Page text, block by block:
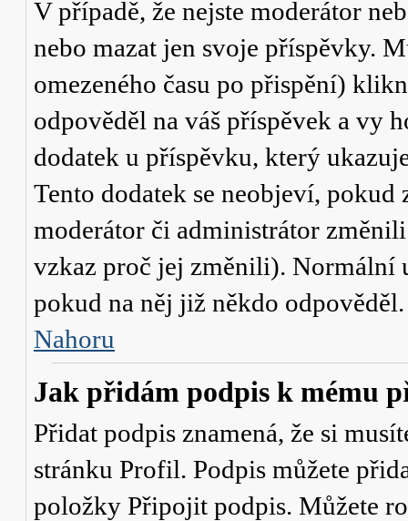
V případě, že nejste moderátor
nebo mazat jen svoje příspěvky.
omezeného času po přispění)
odpověděl na váš příspěvek a vy
dodatek u příspěvku, který
Tento dodatek se neobjeví,
moderátor či administrátor
vzkaz proč jej změnili). Normální
pokud na něj již někdo odpověděl.
Nahoru
Jak přidám podpis k mému
Přidat podpis znamená, že si
stránku Profil. Podpis můžete
položky Připojit podpis. Můžete